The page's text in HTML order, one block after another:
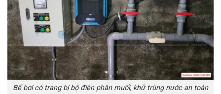
Bể bơi có trang bị bộ điện phân muối, khử trùng nước an toàn